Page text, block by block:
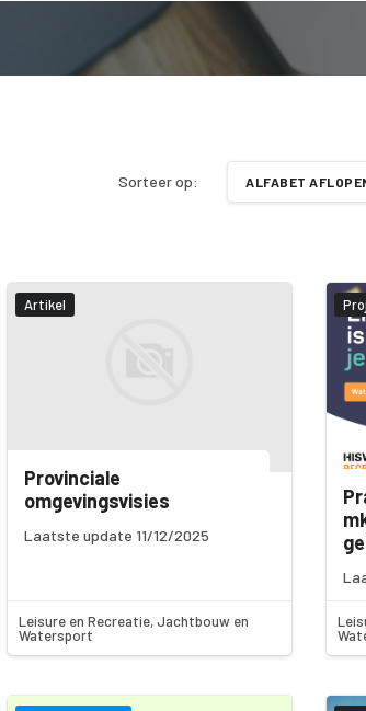
Sorteer op: ALFABET
Artikel
Provinciale
omgevingsvisies
Laatste update 11/12/2025
Leisure en Recreatie, Jachtbouw en
Watersport